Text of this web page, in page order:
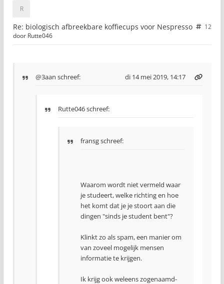
Re: biologisch afbreekbare koffiecups voor Nespresso
12
door Rutte046
@3aan schreef: di 14 mei 2019, 14:17
Rutte046 schreef:
fransg schreef:
Waarom wordt niet vermeld waar
je studeert, welke richting en hoe
het komt dat je je stoort aan die
dingen "sinds je student bent"?
Klinkt zo als spam, een manier om
van zoveel mogelijk mensen
informatie te krijgen.
Ik krijg ook weleens zogenaamd-